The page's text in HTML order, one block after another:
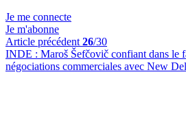
Je me connecte
Je m'abonne
Article précédent 26/30
INDE : Maroš Šefčovič confiant dans le
négociations commerciales avec New